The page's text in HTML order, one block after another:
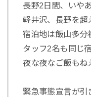
長野2日間、いや
軽井沢、長野を超
宿泊地は飯山多分
タッフ2名も同じ
夜な夜なご飯もね
緊急事態宣言が引